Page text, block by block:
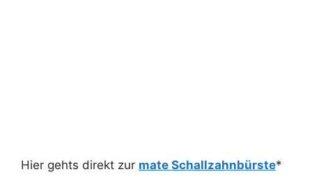
Hier gehts direkt zur mate Schallzahnbürste*